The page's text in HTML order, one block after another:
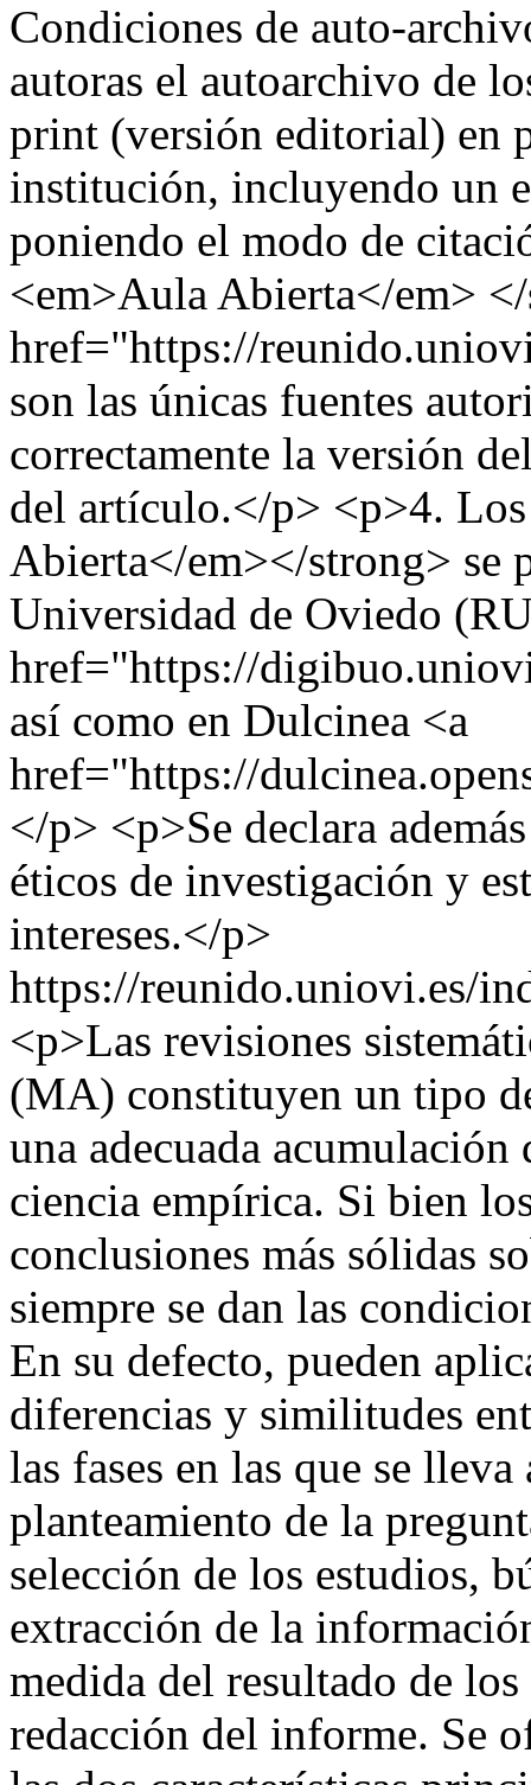
Condiciones de auto-
autoras el autoarchivo de
print (versión editorial) en
institución, incluyendo un
poniendo el modo de
<em>Aula Abierta</em>
href="https://
son las únicas fuentes
correctamente la versión
del artículo.</p> <p>4.
Abierta</em></strong> se
Universidad de Oviedo
href="https://
así como en Dulcinea <a
href="https://
</p> <p>Se declara
éticos de investigación y
intereses.</p>
https://reunido.uniovi.es/
<p>Las revisiones
(MA) constituyen un tipo
una adecuada
ciencia empírica. Si bien
conclusiones más sólidas
siempre se dan las
En su defecto, pueden
diferencias y similitudes
las fases en las que se
planteamiento de la
selección de los estudios,
extracción de la
medida del resultado de
redacción del informe. Se